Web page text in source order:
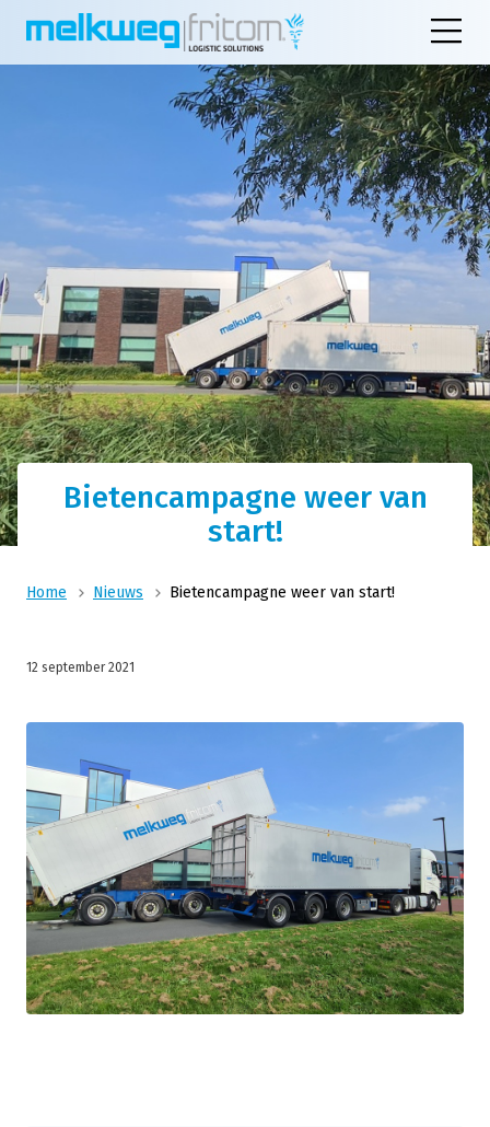
Bietencampagne weer van
start!
Home Nieuws Bietencampagne weer van start!
12 september 2021